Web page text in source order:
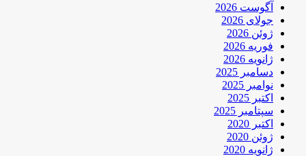
آگوست 2026
جولای 2026
ژوئن 2026
فوریه 2026
ژانویه 2026
دسامبر 2025
نوامبر 2025
اکتبر 2025
سپتامبر 2025
اکتبر 2020
ژوئن 2020
ژانویه 2020